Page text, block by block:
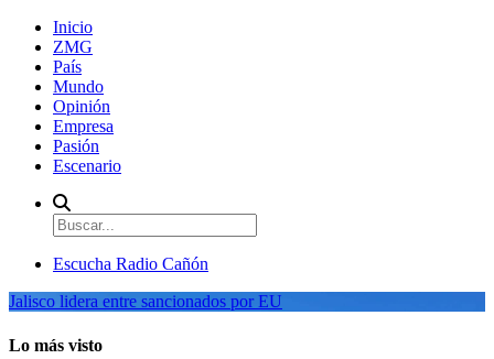
Inicio
ZMG
País
Mundo
Opinión
Empresa
Pasión
Escenario
Escucha Radio Cañón
Jalisco lidera entre sancionados por EU
Lo más visto